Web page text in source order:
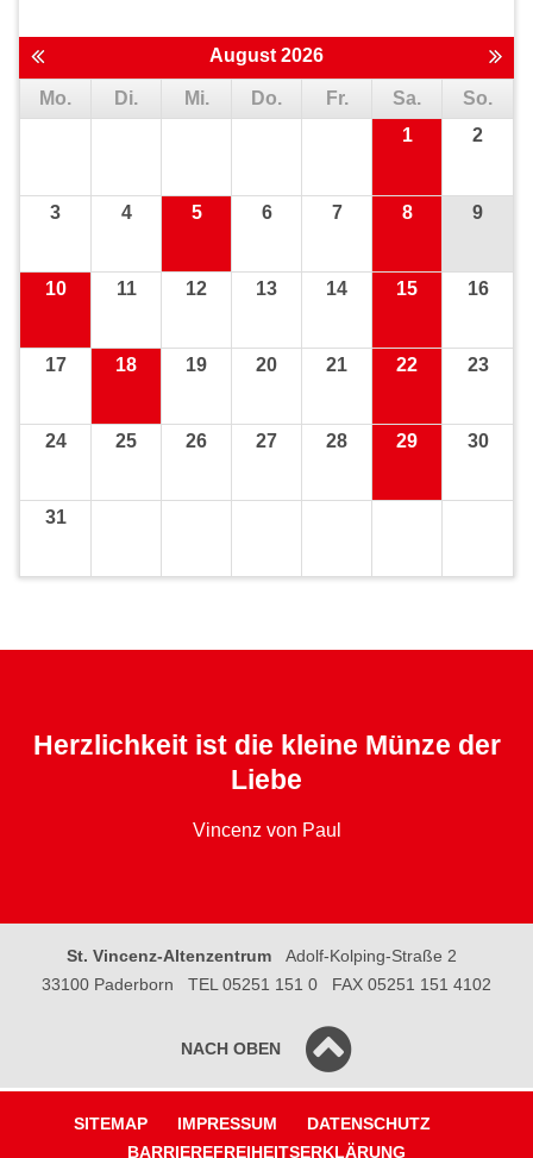
August 2026
Mo. Di. Mi. Do. Fr. Sa.
So.
1
2
3 4 5 6 7 8 9
10 11 12 13 14 15 16
17 18 19 20 21 22 23
24 25 26 27 28 29 30
31
Herzlichkeit ist die kleine Münze der
Liebe
Vincenz von Paul
St. Vincenz-Altenzentrum
Adolf-Kolping-Straße 2
33100 Paderborn
TEL 05251 151 0 FAX 05251 151 4102
NACH OBEN
SITEMAP IMPRESSUM
DATENSCHUTZ
BARRIEREFREIHEITSERKLÄRUNG